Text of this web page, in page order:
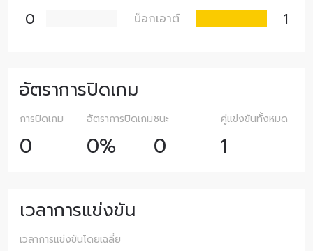
0 น็อกเอาต์ 1
อัตราการปิดเกม
การปิดเกม
0
อัตราการปิดเกม
0%
ชนะ
0
คู่แข่งขันทั้งหมด
1
เวลาการแข่งขัน
เวลาการแข่งขันโดยเฉลี่ย